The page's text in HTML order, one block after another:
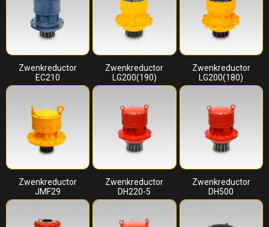
Zwenkreductor
EC210
Zwenkreductor
LG200(190)
Zwenkreductor
LG200(180)
Zwenkreductor
JMF29
Zwenkreductor
DH220-5
Zwenkreductor
DH500